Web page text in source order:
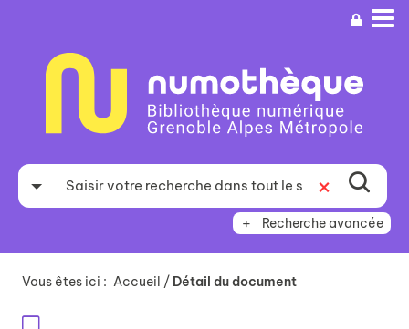
recherche
Recherche avancée
Vous êtes ici : Accueil / Détail du document